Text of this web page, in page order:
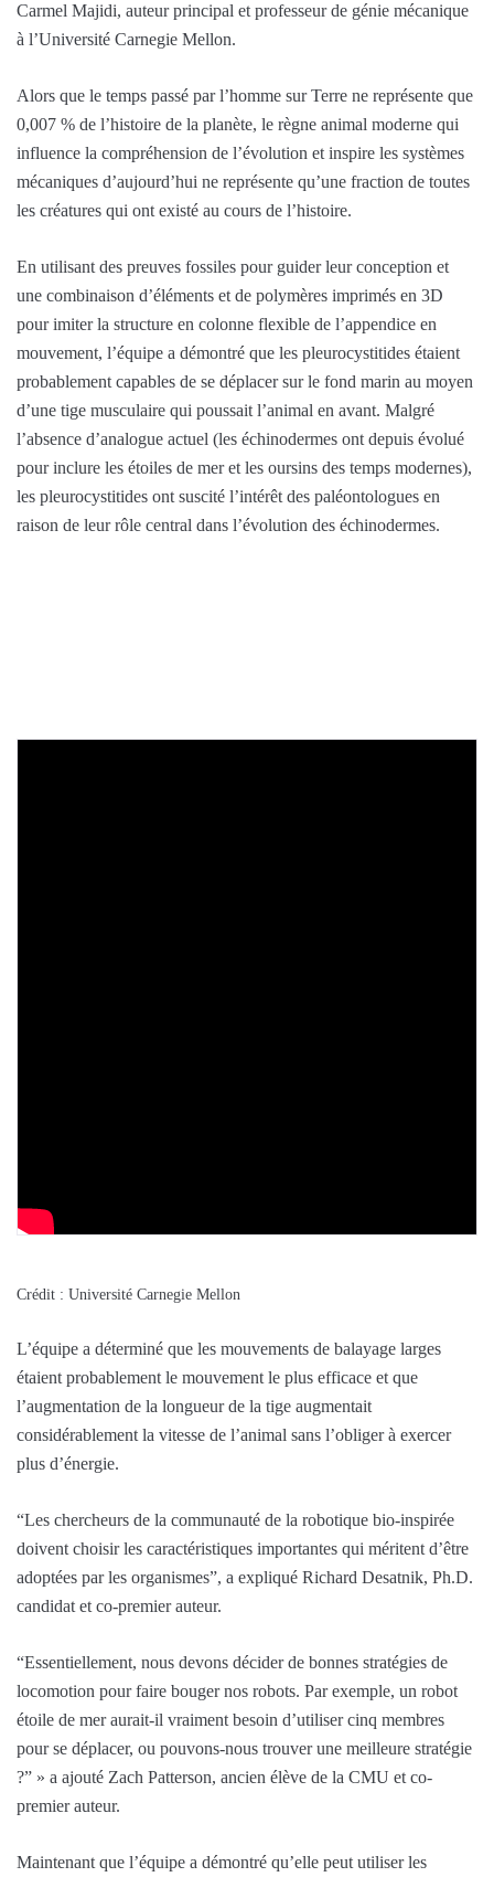
Carmel Majidi, auteur principal et professeur de génie mécanique
à l’Université Carnegie Mellon.
Alors que le temps passé par l’homme sur Terre ne représente que
0,007 % de l’histoire de la planète, le règne animal moderne qui
influence la compréhension de l’évolution et inspire les systèmes
mécaniques d’aujourd’hui ne représente qu’une fraction de toutes
les créatures qui ont existé au cours de l’histoire.
En utilisant des preuves fossiles pour guider leur conception et
une combinaison d’éléments et de polymères imprimés en 3D
pour imiter la structure en colonne flexible de l’appendice en
mouvement, l’équipe a démontré que les pleurocystitides étaient
probablement capables de se déplacer sur le fond marin au moyen
d’une tige musculaire qui poussait l’animal en avant. Malgré
l’absence d’analogue actuel (les échinodermes ont depuis évolué
pour inclure les étoiles de mer et les oursins des temps modernes),
les pleurocystitides ont suscité l’intérêt des paléontologues en
raison de leur rôle central dans l’évolution des échinodermes.
Crédit : Université Carnegie Mellon
L’équipe a déterminé que les mouvements de balayage larges
étaient probablement le mouvement le plus efficace et que
l’augmentation de la longueur de la tige augmentait
considérablement la vitesse de l’animal sans l’obliger à exercer
plus d’énergie.
“Les chercheurs de la communauté de la robotique bio-inspirée
doivent choisir les caractéristiques importantes qui méritent d’être
adoptées par les organismes”, a expliqué Richard Desatnik, Ph.D.
candidat et co-premier auteur.
“Essentiellement, nous devons décider de bonnes stratégies de
locomotion pour faire bouger nos robots. Par exemple, un robot
étoile de mer aurait-il vraiment besoin d’utiliser cinq membres
pour se déplacer, ou pouvons-nous trouver une meilleure stratégie
?” » a ajouté Zach Patterson, ancien élève de la CMU et co-
premier auteur.
Maintenant que l’équipe a démontré qu’elle peut utiliser les